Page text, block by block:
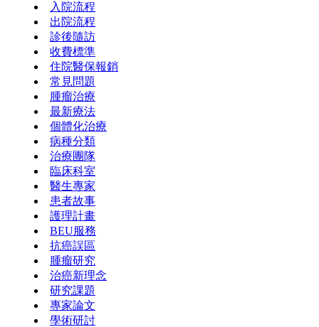
入院流程
出院流程
診後隨訪
收費標準
住院醫保報銷
常見問題
腫瘤治療
最新療法
個體化治療
病種分類
治療團隊
臨床科室
醫生專家
患者故事
護理計畫
BEU服務
抗癌誤區
腫瘤研究
治癌新理念
研究課題
專家論文
學術研討